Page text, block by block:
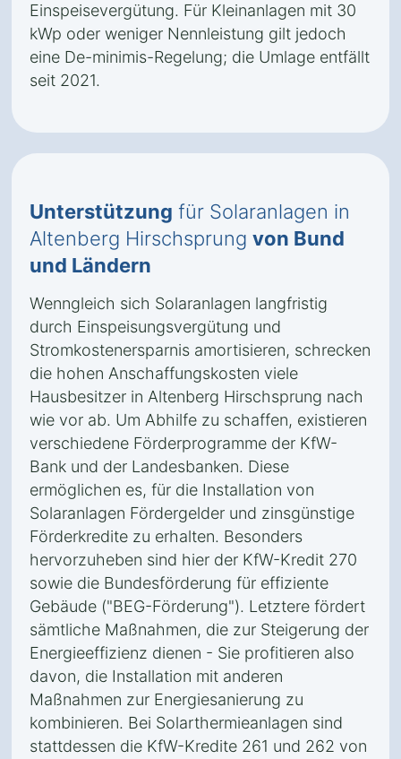
Einspeisevergütung. Für Kleinanlagen mit 30
kWp oder weniger Nennleistung gilt jedoch
eine De-minimis-Regelung; die Umlage entfällt
seit 2021.
Unterstützung für Solaranlagen in
Altenberg Hirschsprung von Bund
und Ländern
Wenngleich sich Solaranlagen langfristig
durch Einspeisungsvergütung und
Stromkostenersparnis amortisieren, schrecken
die hohen Anschaffungskosten viele
Hausbesitzer in Altenberg Hirschsprung nach
wie vor ab. Um Abhilfe zu schaffen, existieren
verschiedene Förderprogramme der KfW-
Bank und der Landesbanken. Diese
ermöglichen es, für die Installation von
Solaranlagen Fördergelder und zinsgünstige
Förderkredite zu erhalten. Besonders
hervorzuheben sind hier der KfW-Kredit 270
sowie die Bundesförderung für effiziente
Gebäude ("BEG-Förderung"). Letztere fördert
sämtliche Maßnahmen, die zur Steigerung der
Energieeffizienz dienen - Sie profitieren also
davon, die Installation mit anderen
Maßnahmen zur Energiesanierung zu
kombinieren. Bei Solarthermieanlagen sind
stattdessen die KfW-Kredite 261 und 262 von